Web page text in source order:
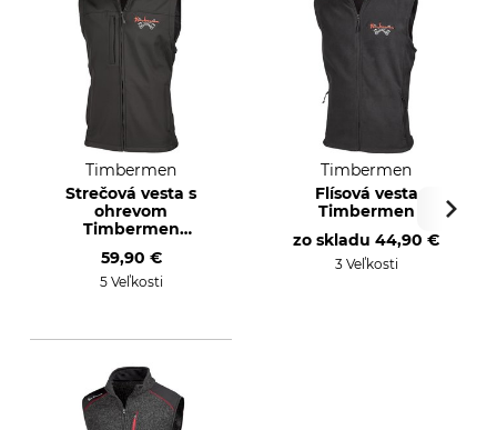
Timbermen
Strečová vesta s
ohrevom
Timbermen
59,90 €
5 Veľkosti
Timbermen
Flísová vesta
Timbermen
zo skladu 44,90 €
3 Veľkosti